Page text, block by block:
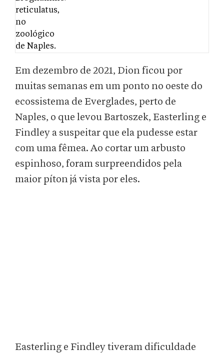
Em dezembro de 2021, Dion ficou por
muitas semanas em um ponto no oeste do
ecossistema de Everglades, perto de
Naples, o que levou Bartoszek, Easterling e
Findley a suspeitar que ela pudesse estar
com uma fêmea. Ao cortar um arbusto
espinhoso, foram surpreendidos pela
maior píton já vista por eles.
Easterling e Findley tiveram dificuldade